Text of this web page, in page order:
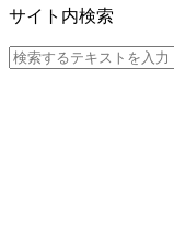
サイト内検索